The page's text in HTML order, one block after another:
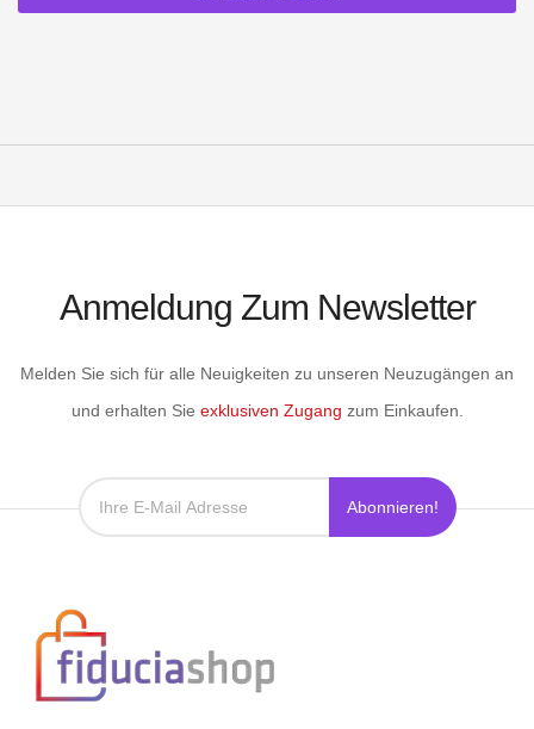
Anmeldung Zum Newsletter
Melden Sie sich für alle Neuigkeiten zu unseren Neuzugängen an
und erhalten Sie exklusiven Zugang zum Einkaufen.
Abonnieren!